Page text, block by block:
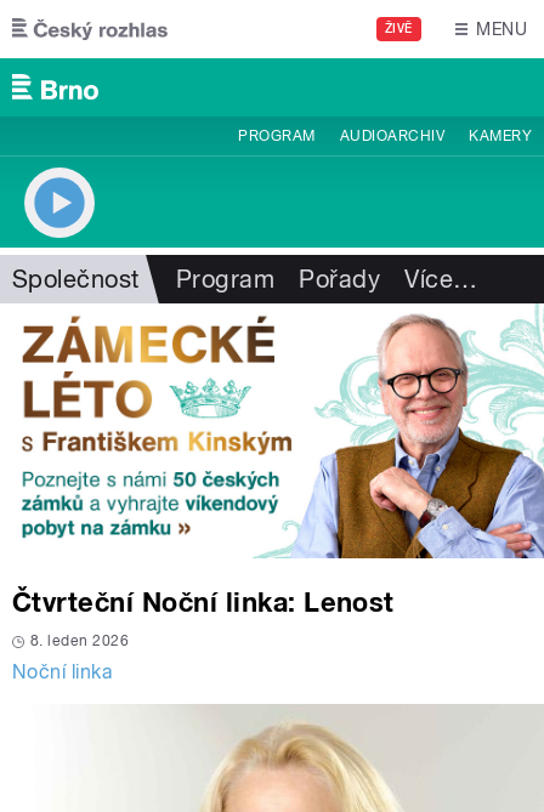
Přejít k hlavnímu obsahu
ŽIVĚ MENU
PROGRAM AUDIOARCHIV KAMERY
Společnost Program Pořady Více…
Čtvrteční Noční linka: Lenost
8. leden 2026
Noční linka